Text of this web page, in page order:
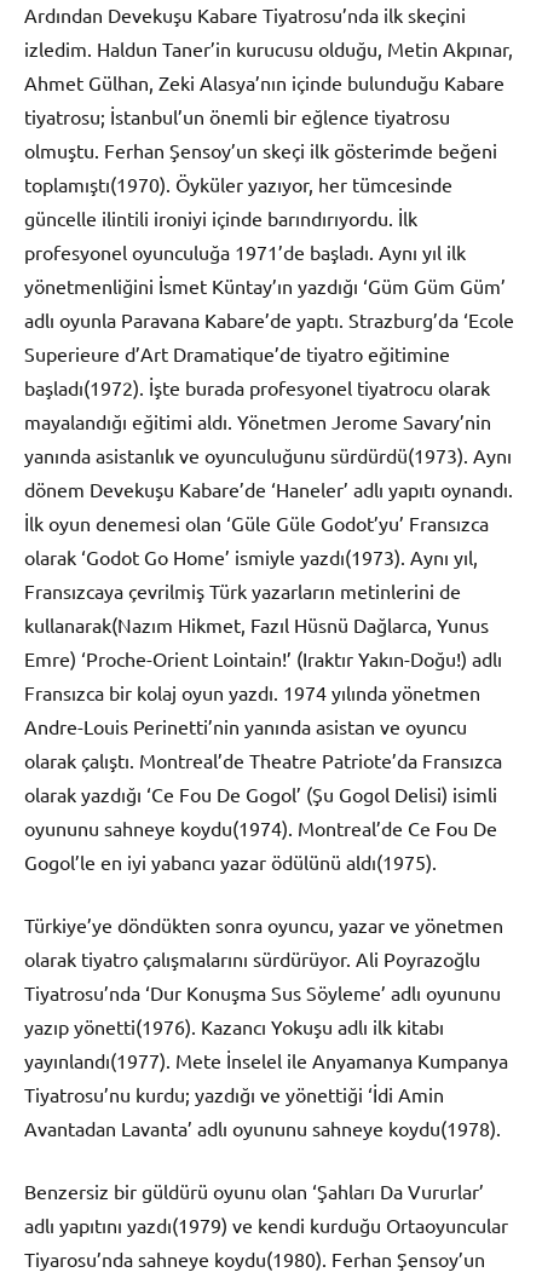
Ardından Devekuşu Kabare Tiyatrosu’nda ilk skeçini
izledim. Haldun Taner’in kurucusu olduğu, Metin Akpınar,
Ahmet Gülhan, Zeki Alasya’nın içinde bulunduğu Kabare
tiyatrosu; İstanbul’un önemli bir eğlence tiyatrosu
olmuştu. Ferhan Şensoy’un skeçi ilk gösterimde beğeni
toplamıştı(1970). Öyküler yazıyor, her tümcesinde
güncelle ilintili ironiyi içinde barındırıyordu. İlk
profesyonel oyunculuğa 1971’de başladı. Aynı yıl ilk
yönetmenliğini İsmet Küntay’ın yazdığı ‘Güm Güm Güm’
adlı oyunla Paravana Kabare’de yaptı. Strazburg’da ‘Ecole
Superieure d’Art Dramatique’de tiyatro eğitimine
başladı(1972). İşte burada profesyonel tiyatrocu olarak
mayalandığı eğitimi aldı. Yönetmen Jerome Savary’nin
yanında asistanlık ve oyunculuğunu sürdürdü(1973). Aynı
dönem Devekuşu Kabare’de ‘Haneler’ adlı yapıtı oynandı.
İlk oyun denemesi olan ‘Güle Güle Godot’yu’ Fransızca
olarak ‘Godot Go Home’ ismiyle yazdı(1973). Aynı yıl,
Fransızcaya çevrilmiş Türk yazarların metinlerini de
kullanarak(Nazım Hikmet, Fazıl Hüsnü Dağlarca, Yunus
Emre) ‘Proche-Orient Lointain!’ (Iraktır Yakın-Doğu!) adlı
Fransızca bir kolaj oyun yazdı. 1974 yılında yönetmen
Andre-Louis Perinetti’nin yanında asistan ve oyuncu
olarak çalıştı. Montreal’de Theatre Patriote’da Fransızca
olarak yazdığı ‘Ce Fou De Gogol’ (Şu Gogol Delisi) isimli
oyununu sahneye koydu(1974). Montreal’de Ce Fou De
Gogol’le en iyi yabancı yazar ödülünü aldı(1975).
Türkiye’ye döndükten sonra oyuncu, yazar ve yönetmen
olarak tiyatro çalışmalarını sürdürüyor. Ali Poyrazoğlu
Tiyatrosu’nda ‘Dur Konuşma Sus Söyleme’ adlı oyununu
yazıp yönetti(1976). Kazancı Yokuşu adlı ilk kitabı
yayınlandı(1977). Mete İnselel ile Anyamanya Kumpanya
Tiyatrosu’nu kurdu; yazdığı ve yönettiği ‘İdi Amin
Avantadan Lavanta’ adlı oyununu sahneye koydu(1978).
Benzersiz bir güldürü oyunu olan ‘Şahları Da Vururlar’
adlı yapıtını yazdı(1979) ve kendi kurduğu Ortaoyuncular
Tiyarosu’nda sahneye koydu(1980). Ferhan Şensoy’un